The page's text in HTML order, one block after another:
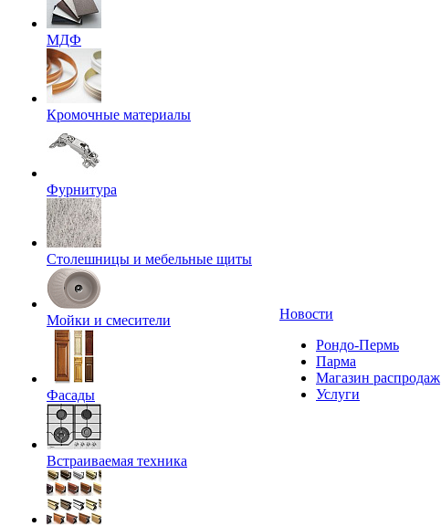
МДФ
Кромочные материалы
Фурнитура
Столешницы и мебельные щиты
Мойки и смесители
Фасады
Встраиваемая техника
Новости
Рондо-Пермь
Парма
Магазин распродаж
Услуги